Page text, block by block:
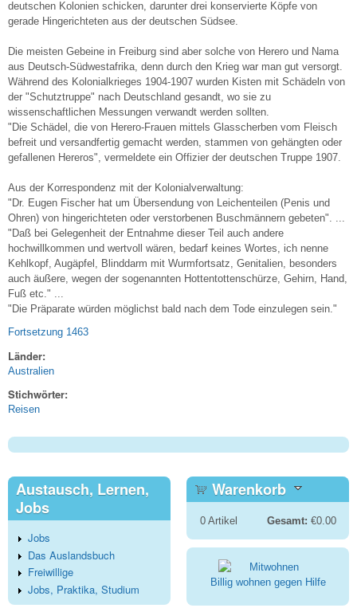
deutschen Kolonien schicken, darunter drei konservierte Köpfe von
gerade Hingerichteten aus der deutschen Südsee.
Die meisten Gebeine in Freiburg sind aber solche von Herero und Nama
aus Deutsch-Südwestafrika, denn durch den Krieg war man gut versorgt.
Während des Kolonialkrieges 1904-1907 wurden Kisten mit Schädeln von
der "Schutztruppe" nach Deutschland gesandt, wo sie zu
wissenschaftlichen Messungen verwandt werden sollten.
"Die Schädel, die von Herero-Frauen mittels Glasscherben vom Fleisch
befreit und versandfertig gemacht werden, stammen von gehängten oder
gefallenen Hereros", vermeldete ein Offizier der deutschen Truppe 1907.
Aus der Korrespondenz mit der Kolonialverwaltung:
"Dr. Eugen Fischer hat um Übersendung von Leichenteilen (Penis und
Ohren) von hingerichteten oder verstorbenen Buschmännern gebeten". ...
"Daß bei Gelegenheit der Entnahme dieser Teil auch andere
hochwillkommen und wertvoll wären, bedarf keines Wortes, ich nenne
Kehlkopf, Augäpfel, Blinddarm mit Wurmfortsatz, Genitalien, besonders
auch äußere, wegen der sogenannten Hottentottenschürze, Gehirn, Hand,
Fuß etc." ...
"Die Präparate würden möglichst bald nach dem Tode einzulegen sein."
Fortsetzung 1463
Länder:
Australien
Stichwörter:
Reisen
Austausch, Lernen,
Jobs
Jobs
Das Auslandsbuch
Freiwillige
Jobs, Praktika, Studium
Warenkorb
0Artikel Gesamt: €0.00
Billig wohnen gegen Hilfe